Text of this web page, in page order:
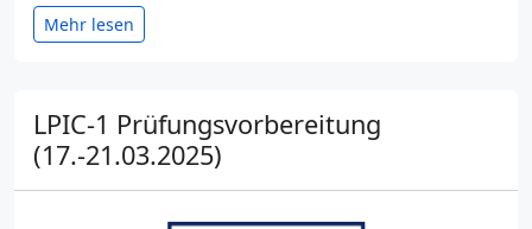
Mehr lesen
LPIC-1 Prüfungsvorbereitung
(17.-21.03.2025)